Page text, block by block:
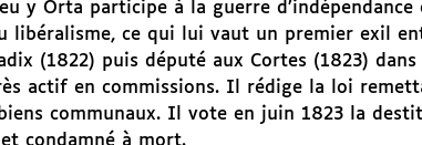
y Orta participe à la guerre d’indépendance
libéralisme, ce qui lui vaut un premier exil
(1822) puis député aux Cortes (1823)
actif en commissions. Il rédige la loi
communaux. Il vote en juin 1823 la
condamné à mort.